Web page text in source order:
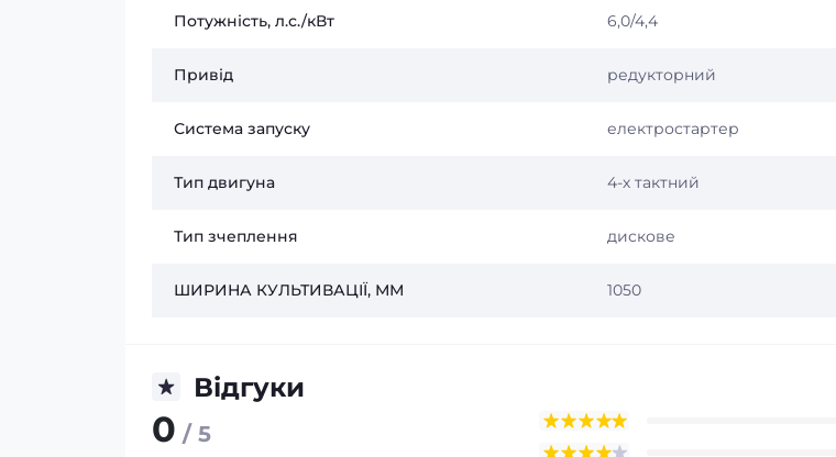
Потужність, л.с./кВт 6,0/4,4
Привід редукторний
Система запуску електростартер
Тип двигуна 4-х тактний
Тип зчеплення дискове
ШИРИНА КУЛЬТИВАЦІЇ, ММ 1050
Відгуки
0 / 5